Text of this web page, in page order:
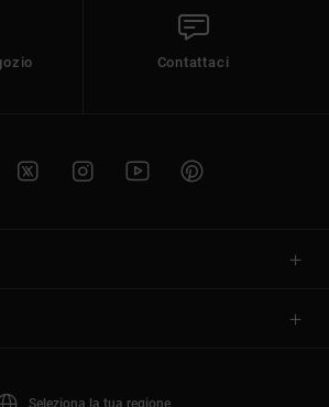
Contattaci
Seleziona la tua regione